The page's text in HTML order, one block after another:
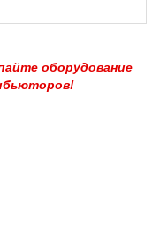
оборудование